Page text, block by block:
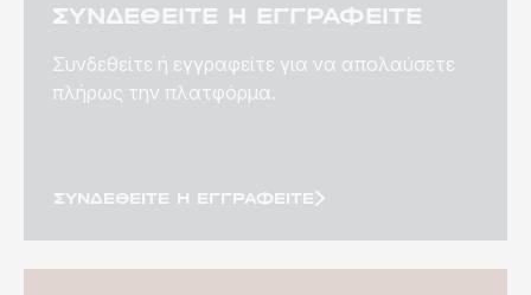
ΣΥΝΔΕΘΕΊΤΕ Ή ΕΓΓΡΑΦΕΊΤΕ
Συνδεθείτε ή εγγραφείτε για να απολαύσετε
πλήρως την πλατφόρμα.
ΣΥΝΔΕΘΕΊΤΕ Ή ΕΓΓΡΑΦΕΊΤΕ